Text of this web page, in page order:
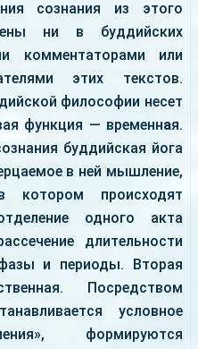
сознания из этого
ни в буддийских
комментаторами или
этих текстов.
философии несет
функция — временная.
буддийская йога
в ней мышление,
происходят
одного акта
длительности
и периоды. Вторая
Посредством
условное
формируются